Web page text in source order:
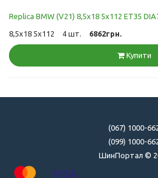
Replica BMW (V21) 8,5x18 5x112 ET35
8,5x18 5x112 4 шт. 6862грн.
Купити
(067) 1000-
(099) 1000-
ШинПортал ©